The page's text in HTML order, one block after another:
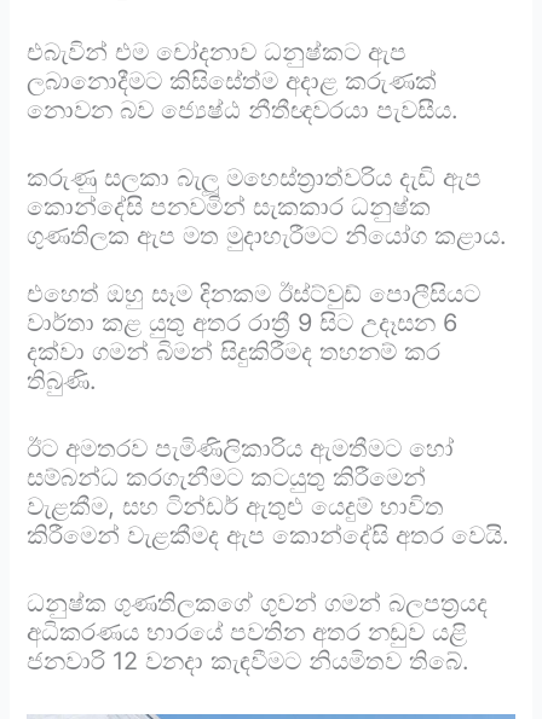
එබැවින් එම චෝදනාව ධනුෂ්කට ඇප
ලබානොදීමට කිසිසේත්ම අදාළ කරුණක්
නොවන බව ජ්‍යෙෂ්ඨ නීතීඥවරයා පැවසීය.
කරුණු සලකා බැලූ මහෙස්ත්‍රාත්වරිය දැඩි ඇප
කොන්දේසි පනවමින් සැකකාර ධනුෂ්ක
ගුණතිලක ඇප මත මුදාහැරීමට නියෝග කළාය.
එහෙත් ඔහු සෑම දිනකම ඊස්ට්වුඩ් පොලීසියට
වාර්තා කළ යුතු අතර රාත්‍රී 9 සිට උදෑසන 6
දක්වා ගමන් බිමන් සිදුකිරීමද තහනම් කර
තිබුණි.
ඊට අමතරව පැමිණිලිකාරිය ඇමතීමට හෝ
සම්බන්ධ කරගැනීමට කටයුතු කිරීමෙන්
වැළකීම, සහ ටින්ඩර් ඇතුළු යෙදුම් භාවිත
කිරීමෙන් වැළකීමද ඇප කොන්දේසි අතර වෙයි.
ධනුෂ්ක ගුණතිලකගේ ගුවන් ගමන් බලපත්‍රයද
අධිකරණය භාරයේ පවතින අතර නඩුව යළි
ජනවාරි 12 වනදා කැඳවීමට නියමිතව තිබේ.